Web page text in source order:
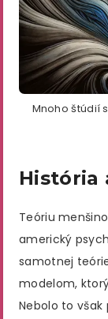
Mnoho štúdií
História
Teóriu
americký
samotnej
modelom,
Nebolo to